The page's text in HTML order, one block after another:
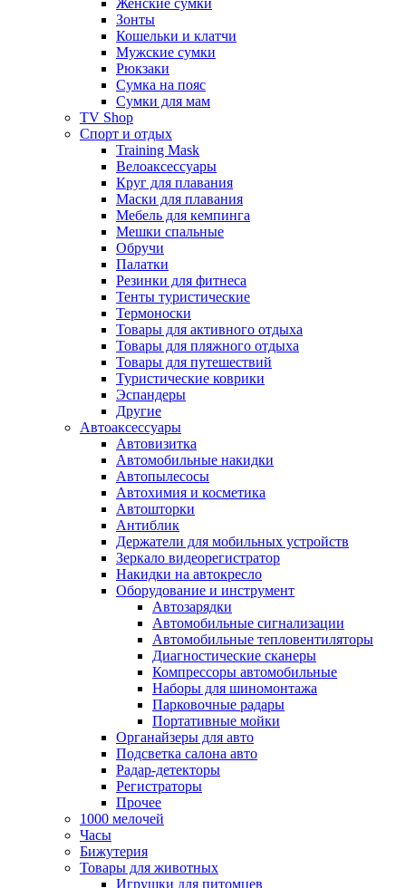
Женские сумки
Зонты
Кошельки и клатчи
Мужские сумки
Рюкзаки
Сумка на пояс
Сумки для мам
TV Shop
Спорт и отдых
Training Mask
Велоаксессуары
Круг для плавания
Маски для плавания
Мебель для кемпинга
Мешки спальные
Обручи
Палатки
Резинки для фитнеса
Тенты туристические
Термоноски
Товары для активного отдыха
Товары для пляжного отдыха
Товары для путешествий
Туристические коврики
Эспандеры
Другие
Автоаксессуары
Автовизитка
Автомобильные накидки
Автопылесосы
Автохимия и косметика
Автошторки
Антиблик
Держатели для мобильных устройств
Зеркало видеорегистратор
Накидки на автокресло
Оборудование и инструмент
Автозарядки
Автомобильные сигнализации
Автомобильные тепловентиляторы
Диагностические сканеры
Компрессоры автомобильные
Наборы для шиномонтажа
Парковочные радары
Портативные мойки
Органайзеры для авто
Подсветка салона авто
Радар-детекторы
Регистраторы
Прочее
1000 мелочей
Часы
Бижутерия
Товары для животных
Игрушки для питомцев